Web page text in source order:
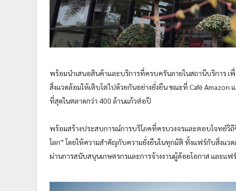
พร้อมนำเสนอสินค้าและบริการที่ครบครันภายในสถานีบริการ
สิ่งแวดล้อมให้เติบโตไปด้วยกันอย่างยั่งยืน ขณะที่ Café
ที่สุดในตลาดกว่า 400 ล้านแก้วต่อปี
พร้อมสร้างประสบการณ์การบริโภคที่ครบวงจรและตอบโจทย์
โลก” โดยให้ความสำคัญกับความยั่งยืนในทุกมิติ ทั้งแฟร์กับสิ่งแ
ผ่านการสนับสนุนเกษตรกรและการจ้างงานผู้ด้อยโอกาส และแ